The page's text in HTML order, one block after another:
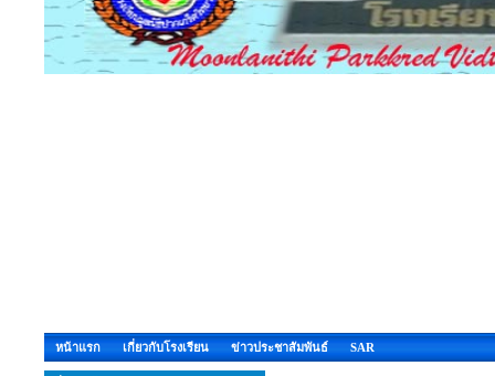
หน้าแรก เกี่ยวกับโรงเรียน ข่าวประชาสัมพันธ์ SAR